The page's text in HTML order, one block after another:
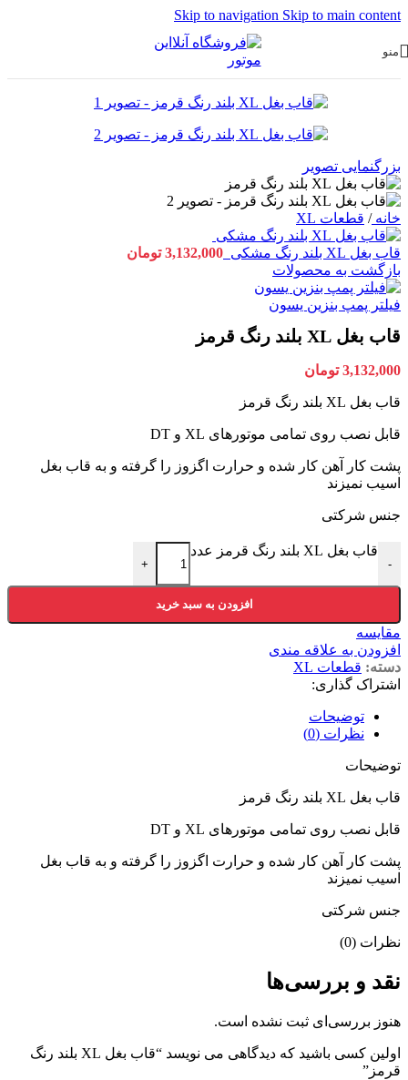
Skip to navigation Skip to main content
منو
بزرگنمایی تصویر
خانه/ قطعات XL
قاب بغل XL بلند رنگ مشکی 3,132,000 تومان
بازگشت به محصولات
فیلتر پمپ بنزین یسون
قاب بغل XL بلند رنگ قرمز
3,132,000 تومان
قاب بغل XL بلند رنگ قرمز
قابل نصب روی تمامی موتورهای XL و DT
پشت کار آهن کار شده و حرارت اگزوز را گرفته و به قاب بغل
اسیب نمیزند
جنس شرکتی
-
قاب بغل XL بلند رنگ قرمز عدد
+
افزودن به سبد خرید
مقایسه
افزودن به علاقه مندی
دسته: قطعات XL
اشتراک گذاری:
توضیحات
نظرات (0)
توضیحات
قاب بغل XL بلند رنگ قرمز
قابل نصب روی تمامی موتورهای XL و DT
پشت کار آهن کار شده و حرارت اگزوز را گرفته و به قاب بغل
اسیب نمیزند
جنس شرکتی
نظرات (0)
نقد و بررسی‌ها
هنوز بررسی‌ای ثبت نشده است.
اولین کسی باشید که دیدگاهی می نویسد “قاب بغل XL بلند رنگ
قرمز”